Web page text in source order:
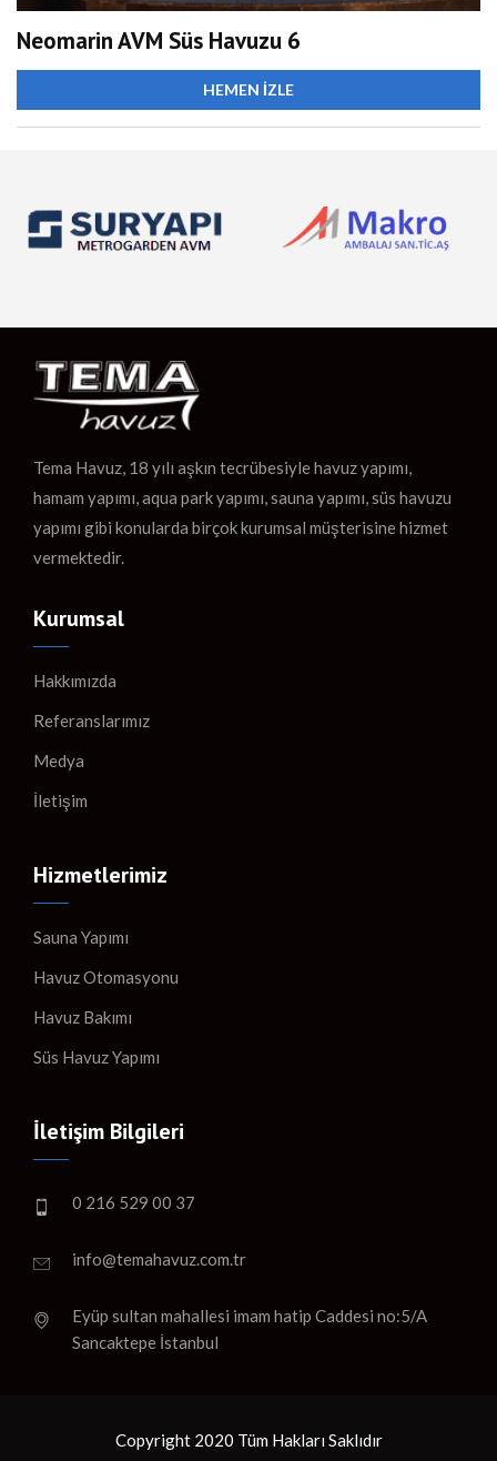
Neomarin AVM Süs Havuzu 6
HEMEN İZLE
Tema Havuz, 18 yılı aşkın tecrübesiyle havuz yapımı,
hamam yapımı, aqua park yapımı, sauna yapımı, süs havuzu
yapımı gibi konularda birçok kurumsal müşterisine hizmet
vermektedir.
Kurumsal
Hakkımızda
Referanslarımız
Medya
İletişim
Hizmetlerimiz
Sauna Yapımı
Havuz Otomasyonu
Havuz Bakımı
Süs Havuz Yapımı
İletişim Bilgileri
0 216 529 00 37
info@temahavuz.com.tr
Eyüp sultan mahallesi imam hatip Caddesi no:5/A
Sancaktepe İstanbul
Copyright 2020 Tüm Hakları Saklıdır